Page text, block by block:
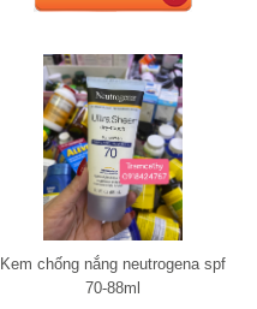
Kem chống nắng neutrogena spf
70-88ml